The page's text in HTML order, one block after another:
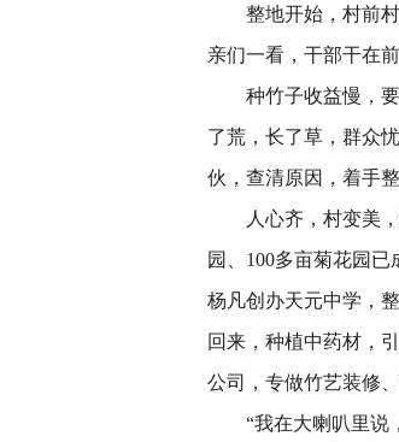
整地开始，村前村
亲们一看，干部干在
种竹子收益慢，要
了荒，长了草，群众
伙，查清原因，着手
人心齐，村变美，
园、100多亩菊花园
杨凡创办天元中学，
回来，种植中药材，
公司，专做竹艺装修、
“我在大喇叭里说，